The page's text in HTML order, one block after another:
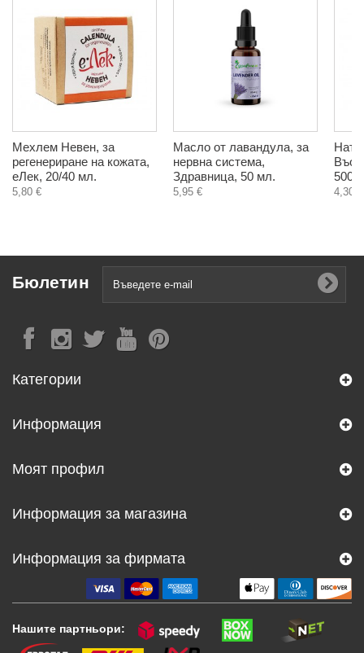
Мехлем Невен, за
регенериране на кожата,
еЛек, 20/40 мл.
5,80 €
Масло от лавандула, за
нервна система,
Здравница, 50 мл.
5,95 €
500
4,30 €
Бюлетин
Категории
Информация
Моят профил
Информация за магазина
Информация за фирмата
Нашите партньори: